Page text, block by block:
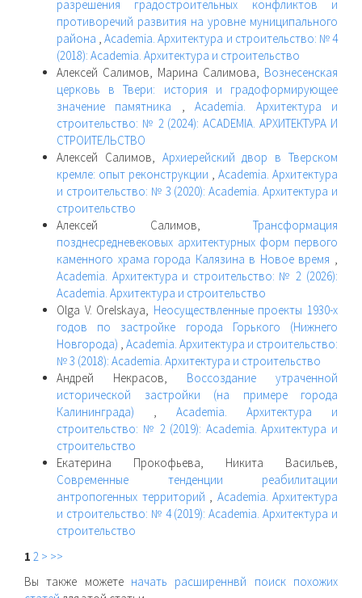
разрешения градостроительных конфликтов и
противоречий развития на уровне муниципального
района ,Academia. Архитектура и строительство: № 4
(2018): Academia. Архитектура и строительство
Алексей Салимов, Марина Салимова, Вознесенская
церковь в Твери: история и градоформирующее
значение памятника ,Academia. Архитектура и
строительство: № 2 (2024): ACADEMIA. АРХИТЕКТУРА И
СТРОИТЕЛЬСТВО
Алексей Салимов, Архиерейский двор в Тверском
кремле: опыт реконструкции , Academia. Архитектура
и строительство: № 3 (2020): Academia. Архитектура и
строительство
Алексей Салимов, Трансформация
позднесредневековых архитектурных форм первого
каменного храма города Калязина в Новое время ,
Academia. Архитектура и строительство: № 2 (2026):
Academia. Архитектура и строительство
Olga V. Orelskaya, Неосуществленные проекты 1930-х
годов по застройке города Горького (Нижнего
Новгорода) , Academia. Архитектура и строительство:
№ 3 (2018): Academia. Архитектура и строительство
Андрей Некрасов, Воссоздание утраченной
исторической застройки (на примере города
Калининграда) , Academia. Архитектура и
строительство: № 2 (2019): Academia. Архитектура и
строительство
Екатерина Прокофьева, Никита Васильев,
Современные тенденции реабилитации
антропогенных территорий , Academia. Архитектура
и строительство: № 4 (2019): Academia. Архитектура и
строительство
1 2 > >>
Вы также можете начать расширеннвй поиск похожих